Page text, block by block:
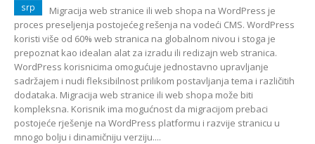
srp
Migracija web stranice ili web shopa na WordPress je
proces preseljenja postojećeg rešenja na vodeći CMS. WordPress
koristi više od 60% web stranica na globalnom nivou i stoga je
prepoznat kao idealan alat za izradu ili redizajn web stranica.
WordPress korisnicima omogućuje jednostavno upravljanje
sadržajem i nudi fleksibilnost prilikom postavljanja tema i različitih
dodataka. Migracija web stranice ili web shopa može biti
kompleksna. Korisnik ima mogućnost da migracijom prebaci
postojeće rješenje na WordPress platformu i razvije stranicu u
mnogo bolju i dinamičniju verziju....